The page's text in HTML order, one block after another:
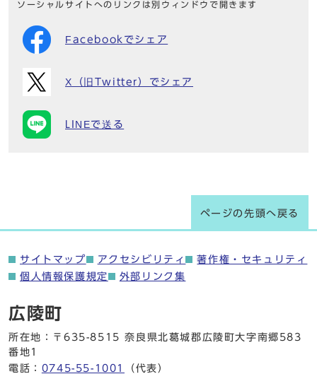
ソーシャルサイトへのリンクは別ウィンドウで開きます
Facebookでシェア
X（旧Twitter）でシェア
LINEで送る
ページの先頭へ戻る
サイトマップ アクセシビリティ
著作権・セキュリティ
個人情報保護規定
外部リンク集
広陵町
所在地：〒635-8515 奈良県北葛城郡広陵町大字南郷583
番地1
電話： 0745-55-1001
（代表）